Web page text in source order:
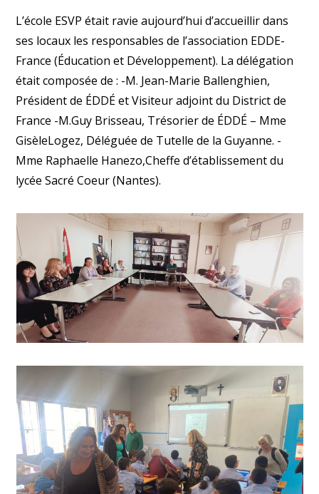
L’école ESVP était ravie aujourd’hui d’accueillir dans
ses locaux les responsables de l’association EDDE-
France (Éducation et Développement). La délégation
était composée de : -M. Jean-Marie Ballenghien,
Président de ÉDDÉ et Visiteur adjoint du District de
France -M.Guy Brisseau, Trésorier de ÉDDÉ – Mme
GisèleLogez, Déléguée de Tutelle de la Guyanne. -
Mme Raphaelle Hanezo,Cheffe d’établissement du
lycée Sacré Coeur (Nantes).